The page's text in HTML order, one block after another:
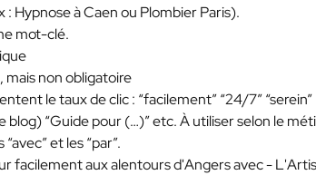
Hypnose à Caen ou Plombier Paris).
mot-clé.
mais non obligatoire
le taux de clic : “facilement” “24/7” “serein”
blog) “Guide pour (…)” etc. À utiliser selon le
et les “par”.
facilement aux alentours d'Angers avec -